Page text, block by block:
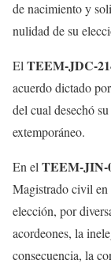
de nacimiento y
nulidad de su
El TEEM-JDC-
acuerdo dictado
del cual desechó
extemporáneo.
En el TEEM-JIN-
Magistrado civil
elección, por
acordeones, la
consecuencia, la